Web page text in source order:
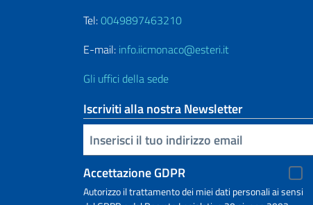
Tel:0049897463210
E-mail: info.iicmonaco@esteri.it
Gli uffici della sede
Iscriviti alla nostra Newsletter
Inserisci la tua email
Accettazione GDPR
Autorizzo il trattamento dei miei dati personali ai sensi